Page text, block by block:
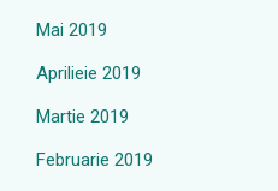
Mai 2019
Aprilieie 2019
Martie 2019
Februarie 2019